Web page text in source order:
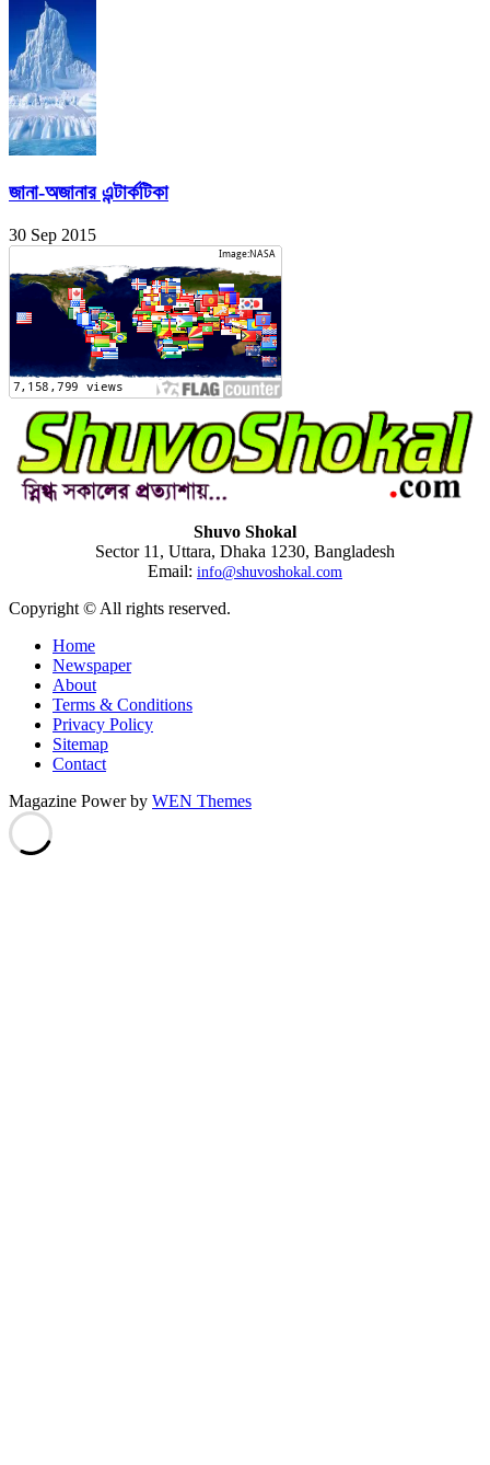
জানা-অজানার এন্টার্কটিকা
30 Sep 2015
Shuvo Shokal
Sector 11, Uttara, Dhaka 1230, Bangladesh
Email: info@shuvoshokal.com
Copyright © All rights reserved.
Home
Newspaper
About
Terms & Conditions
Privacy Policy
Sitemap
Contact
Magazine Power by WEN Themes